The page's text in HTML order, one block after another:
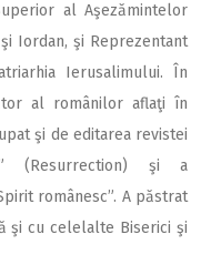
al Aşezămintelor
Iordan, şi Reprezentant
Ierusalimului. În
al românilor aflaţi în
şi de editarea revistei
(Resurrection) şi a
românesc”. A păstrat
şi cu celelalte Biserici şi